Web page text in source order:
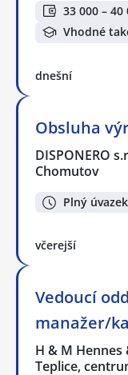
33 000 – 40
Vhodné
dnešní
Obsluha
DISPONERO
Chomutov
Plný úvazek
včerejší
Vedoucí
manažer/
H & M Hennes
Teplice,